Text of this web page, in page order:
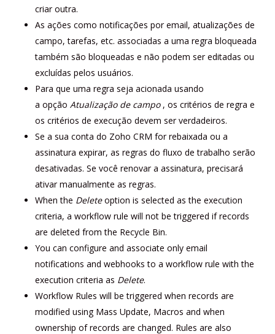
criar outra.
As ações como notificações por email, atualizações de
campo, tarefas, etc. associadas a uma regra bloqueada
também são bloqueadas e não podem ser editadas ou
excluídas pelos usuários.
Para que uma regra seja acionada usando
a opção Atualização de campo, os critérios de regra e
os critérios de execução devem ser verdadeiros.
Se a sua conta do Zoho CRM for rebaixada ou a
assinatura expirar, as regras do fluxo de trabalho serão
desativadas. Se você renovar a assinatura, precisará
ativar manualmente as regras.
When the Deleteoption is selected as the execution
criteria, a workflow rule will not be triggered if records
are deleted from the Recycle Bin.
You can configure and associate only email
notifications and webhooks to a workflow rule with the
execution criteria as Delete.
Workflow Rules will be triggered when records are
modified using Mass Update, Macros and when
ownership of records are changed. Rules are also